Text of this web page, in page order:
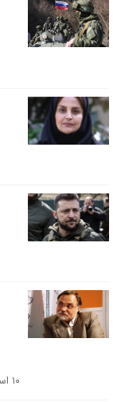
۱۰ اسفند ۱۴۰۱